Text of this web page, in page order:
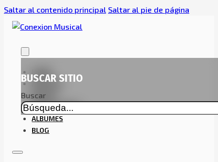
Saltar al contenido principal Saltar al pie de página
BUSCAR SITIO
Buscar
ARTISTAS
MÚSICA
PRODUCTORES
ALBUMES
BLOG